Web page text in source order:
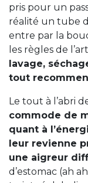
pris pour un
réalité un tube
entre par la
les règles de
lavage,
tout
Le tout à l’abri
commode de
quant à
leur revienne
une aigreur
d’estomac (ah